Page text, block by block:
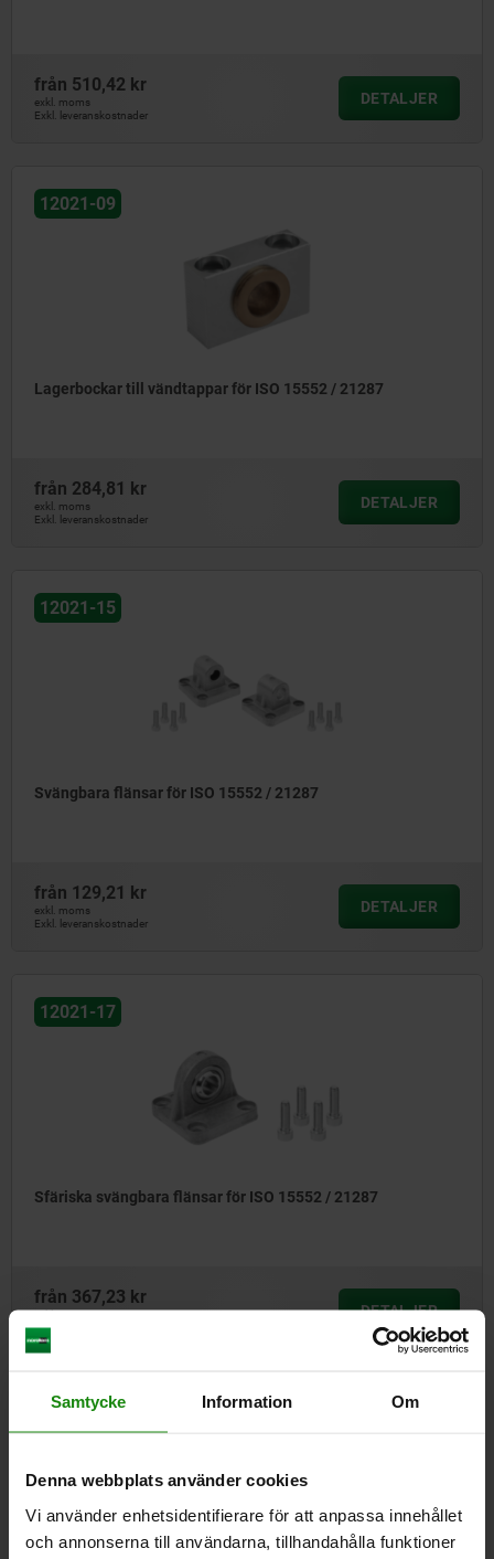
Samtycke Information Om
Denna webbplats använder cookies
Vi använder enhetsidentifierare för att anpassa innehållet
och annonserna till användarna, tillhandahålla funktioner
från 510,42 kr
exkl. moms
Exkl. leveranskostnader
DETALJER
12021-09
Lagerbockar till vändtappar för ISO 15552 / 21287
från 284,81 kr
exkl. moms
Exkl. leveranskostnader
DETALJER
12021-15
Svängbara flänsar för ISO 15552 / 21287
från 129,21 kr
exkl. moms
Exkl. leveranskostnader
DETALJER
12021-17
Sfäriska svängbara flänsar för ISO 15552 / 21287
från 367,23 kr
exkl. moms
Exkl. leveranskostnader
DETALJER
12021-20